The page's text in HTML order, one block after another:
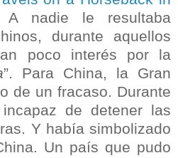
A nadie le resultaba
durante aquellos
poco interés por la
”. Para China, la Gran
de un fracaso. Durante
de detener las
Y había simbolizado
Un país que pudo